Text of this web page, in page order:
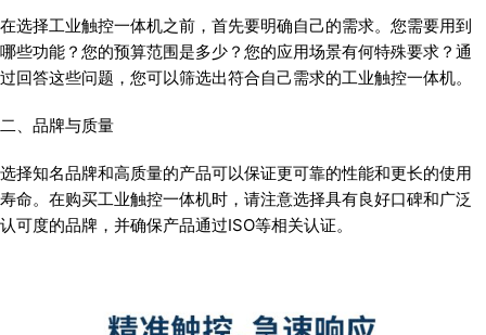
在选择工业触控一体机之前，首先要明确自己的需求。您需要用到
哪些功能？您的预算范围是多少？您的应用场景有何特殊要求？通
过回答这些问题，您可以筛选出符合自己需求的工业触控一体机。
二、品牌与质量
选择知名品牌和高质量的产品可以保证更可靠的性能和更长的使用
寿命。在购买工业触控一体机时，请注意选择具有良好口碑和广泛
认可度的品牌，并确保产品通过ISO等相关认证。